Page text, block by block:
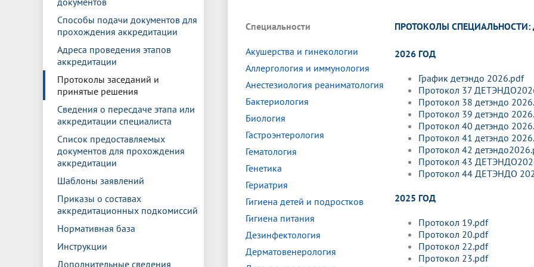
Электронный ящик доверия
БГМУ
Абитуриенту
Обращение граждан Фотогалерея
Оплата банковской картой Реорганизация вуза
Эндаумент
Вопрос-ответ
Управление международной
деятельности
Федеральный аккредитационный
Научно-образовательный
«Нижневолжский»
Информация для инвалидов и лиц с
ограниченными возможностями
здоровья
Информация для студентов Я-профессионал
Онлайн обучение
Социальная работа в системе
здравоохранения
Независимая оценка качества
Инновационные
Итоги научно-исследовательской
работы
испытания, ЛЭК
Конференции и форумы
Лаборатории мегагранта Полезные интернет-ссылки
Проблемные научные комиссии
БГМУ в рейтингах университетов
Управление инновационной
деятельности
Институт урологии и клинической
онкологии
Репозиторий БГМУ Евразийский НОЦ
Санаторий-профилакторий БГМУ
Совет обучающихся
Ассоциация выпускников Работа музеев на кафедрах
Золотой фонд БГМУ
Медиа центр БГМУ - ВУЗ здорового образа
Университету 90 лет Университету 85 лет
Штаб студенческих отрядов БГМУ
Первичное отделение «Движение
Первых» БГМУ
Альманах "Исторический
Способы подачи документов для
прохождения аккредитации
Адреса проведения этапов
аккредитации
Протоколы заседаний и
принятые решения
Сведения о пересдаче этапа или
аккредитации специалиста
Список предоставляемых
документов для прохождения
аккредитации
Шаблоны заявлений
Приказы о составах
аккредитационных подкомиссий
Нормативная база
Инструкции
Дополнительные сведения
Специальности
Акушерства и гинекологии
Аллергология и иммунология
Анестезиология реаниматология
Бактериология
Биология
Гастроэнтерология
Гематология
Генетика
Гериатрия
Гигиена детей и подростков
Гигиена питания
Дезинфектология
Дерматовенерология
ПРОТОКОЛЫ
2026 ГОД
График детэндо 2026.pdf
Протокол 37
Протокол 38 детэндо
Протокол 39 детэндо
Протокол 40 детэндо
Протокол 41 детэндо
Протокол 42
Протокол 43
Протокол 44 ДЕТЭНДО
2025 ГОД
Протокол 19.pdf
Протокол 20.pdf
Протокол 22.pdf
Протокол 23.pdf